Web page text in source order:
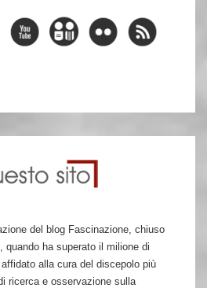
del blog Fascinazione, chiuso
quando ha superato il milione di
alla cura del discepolo più
ricerca e osservazione sulla